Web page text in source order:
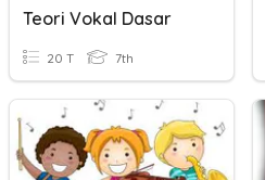
Teori Vokal Dasar
20 T 7th